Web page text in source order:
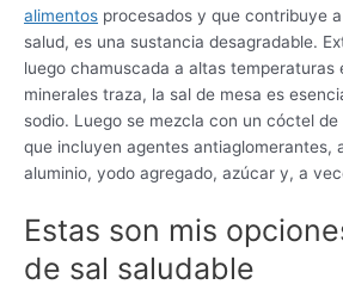
alimentos procesados ​​y que contribuye
salud, es una sustancia desagradable.
luego chamuscada a altas temperaturas
minerales traza, la sal de mesa es
sodio. Luego se mezcla con un cóctel
que incluyen agentes antiaglomerantes,
aluminio, yodo agregado, azúcar y, a
Estas son mis
de sal saludable